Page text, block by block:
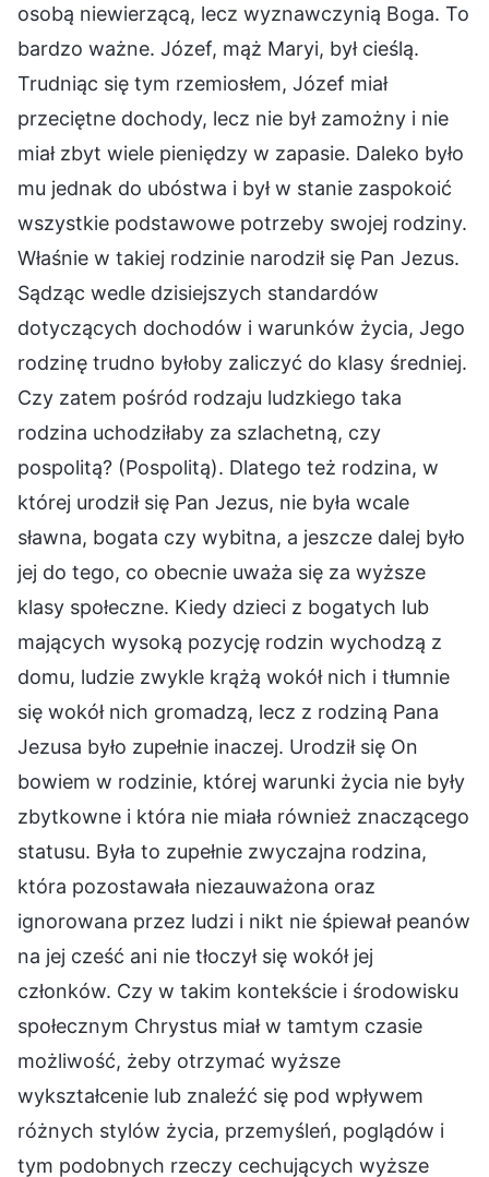
osobą niewierzącą, lecz wyznawczynią Boga. To
bardzo ważne. Józef, mąż Maryi, był cieślą.
Trudniąc się tym rzemiosłem, Józef miał
przeciętne dochody, lecz nie był zamożny i nie
miał zbyt wiele pieniędzy w zapasie. Daleko było
mu jednak do ubóstwa i był w stanie zaspokoić
wszystkie podstawowe potrzeby swojej rodziny.
Właśnie w takiej rodzinie narodził się Pan Jezus.
Sądząc wedle dzisiejszych standardów
dotyczących dochodów i warunków życia, Jego
rodzinę trudno byłoby zaliczyć do klasy średniej.
Czy zatem pośród rodzaju ludzkiego taka
rodzina uchodziłaby za szlachetną, czy
pospolitą? (Pospolitą). Dlatego też rodzina, w
której urodził się Pan Jezus, nie była wcale
sławna, bogata czy wybitna, a jeszcze dalej było
jej do tego, co obecnie uważa się za wyższe
klasy społeczne. Kiedy dzieci z bogatych lub
mających wysoką pozycję rodzin wychodzą z
domu, ludzie zwykle krążą wokół nich i tłumnie
się wokół nich gromadzą, lecz z rodziną Pana
Jezusa było zupełnie inaczej. Urodził się On
bowiem w rodzinie, której warunki życia nie były
zbytkowne i która nie miała również znaczącego
statusu. Była to zupełnie zwyczajna rodzina,
która pozostawała niezauważona oraz
ignorowana przez ludzi i nikt nie śpiewał peanów
na jej cześć ani nie tłoczył się wokół jej
członków. Czy w takim kontekście i środowisku
społecznym Chrystus miał w tamtym czasie
możliwość, żeby otrzymać wyższe
wykształcenie lub znaleźć się pod wpływem
różnych stylów życia, przemyśleń, poglądów i
tym podobnych rzeczy cechujących wyższe